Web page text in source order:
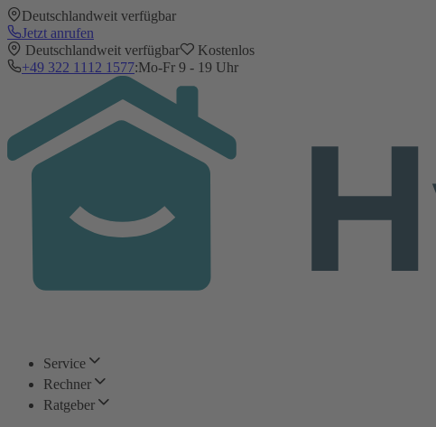
Deutschlandweit verfügbar
Jetzt anrufen
Deutschlandweit verfügbar
Kostenlos
+49 322 1112 1577:Mo-Fr 9 - 19 Uhr
Service
Rechner
Ratgeber